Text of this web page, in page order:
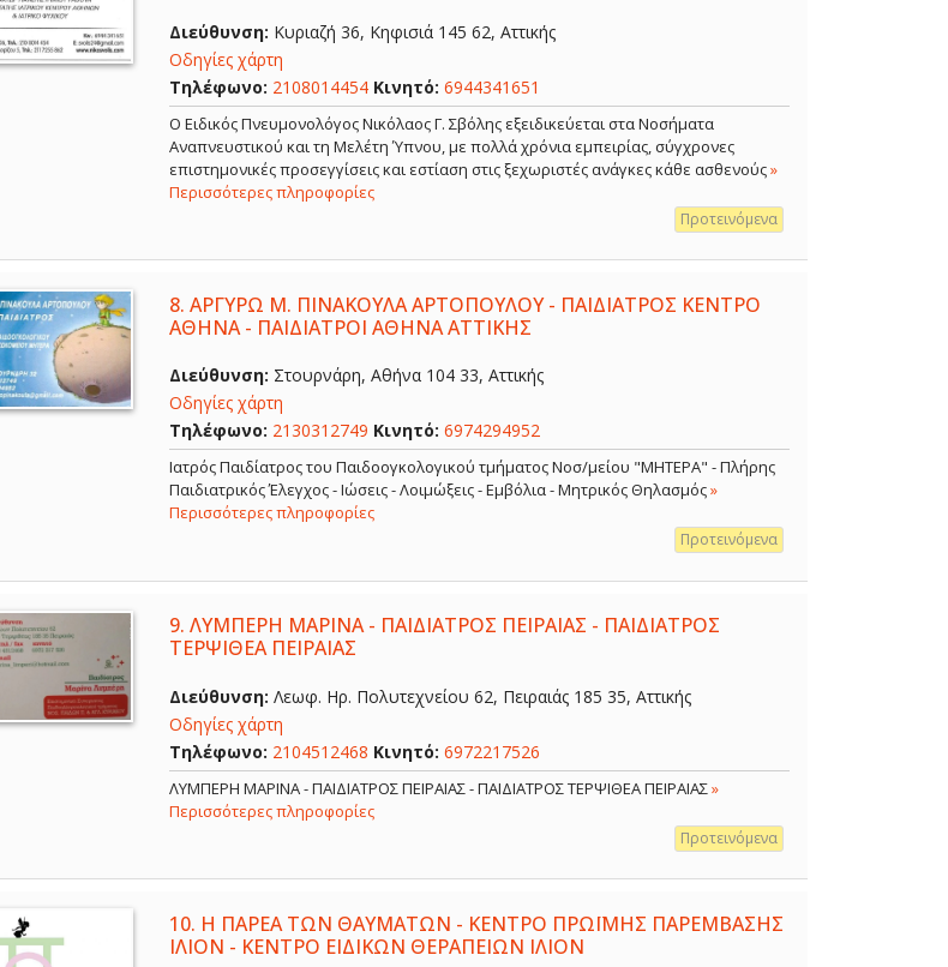
Διεύθυνση: Κυριαζή 36, Κηφισιά 145 62, Αττικής
Οδηγίες χάρτη
Τηλέφωνο: 2108014454 Κινητό: 6944341651
O Ειδικός Πνευμονολόγος Νικόλαος Γ. Σβόλης εξειδικεύεται στα Νοσήματα
Αναπνευστικού και τη Μελέτη Ύπνου, με πολλά χρόνια εμπειρίας, σύγχρονες
επιστημονικές προσεγγίσεις και εστίαση στις ξεχωριστές ανάγκες κάθε ασθενούς»
Περισσότερες πληροφορίες
Προτεινόμενα
8. ΑΡΓΥΡΩ Μ. ΠΙΝΑΚΟΥΛΑ ΑΡΤΟΠΟΥΛΟΥ - ΠΑΙΔΙΑΤΡΟΣ ΚΕΝΤΡΟ
ΑΘΗΝΑ - ΠΑΙΔΙΑΤΡΟΙ ΑΘΗΝΑ ΑΤΤΙΚΗΣ
Διεύθυνση: Στουρνάρη, Αθήνα 104 33, Αττικής
Οδηγίες χάρτη
Τηλέφωνο: 2130312749 Κινητό: 6974294952
Ιατρός Παιδίατρος του Παιδοογκολογικού τμήματος Νοσ/μείου "ΜΗΤΕΡΑ" - Πλήρης
Παιδιατρικός Έλεγχος - Ιώσεις - Λοιμώξεις - Εμβόλια - Μητρικός Θηλασμός»
Περισσότερες πληροφορίες
Προτεινόμενα
9. ΛΥΜΠΕΡΗ ΜΑΡΙΝΑ - ΠΑΙΔΙΑΤΡΟΣ ΠΕΙΡΑΙΑΣ - ΠΑΙΔΙΑΤΡΟΣ
ΤΕΡΨΙΘΕΑ ΠΕΙΡΑΙΑΣ
Διεύθυνση: Λεωφ. Ηρ. Πολυτεχνείου 62, Πειραιάς 185 35, Αττικής
Οδηγίες χάρτη
Τηλέφωνο: 2104512468 Κινητό: 6972217526
ΛΥΜΠΕΡΗ ΜΑΡΙΝΑ - ΠΑΙΔΙΑΤΡΟΣ ΠΕΙΡΑΙΑΣ - ΠΑΙΔΙΑΤΡΟΣ ΤΕΡΨΙΘΕΑ ΠΕΙΡΑΙΑΣ»
Περισσότερες πληροφορίες
Προτεινόμενα
10. Η ΠΑΡΕΑ ΤΩΝ ΘΑΥΜΑΤΩΝ - ΚΕΝΤΡΟ ΠΡΩΪΜΗΣ ΠΑΡΕΜΒΑΣΗΣ
ΙΛΙΟΝ - ΚΕΝΤΡΟ ΕΙΔΙΚΩΝ ΘΕΡΑΠΕΙΩΝ ΙΛΙΟΝ